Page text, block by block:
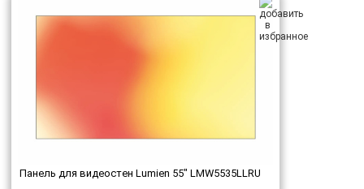
Панель для видеостен Lumien 55" LMW5535LLRU